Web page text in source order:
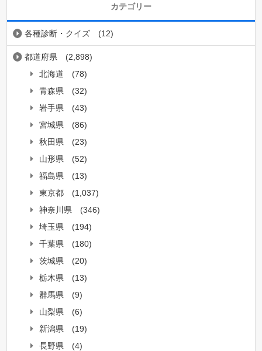
カテゴリー
各種診断・クイズ (12)
都道府県
(2,898)
北海道
(78)
青森県
(32)
岩手県
(43)
宮城県
(86)
秋田県
(23)
山形県
(52)
福島県
(13)
東京都
(1,037)
神奈川県
(346)
埼玉県
(194)
千葉県
(180)
茨城県
(20)
栃木県
(13)
群馬県
(9)
山梨県
(6)
新潟県
(19)
長野県
(4)